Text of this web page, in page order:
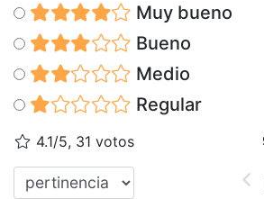
Muy bueno
Bueno
Medio
Regular
4.1/5, 31 votos